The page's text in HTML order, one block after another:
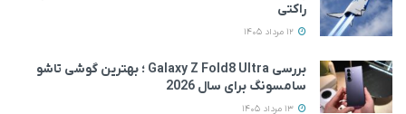
راکتی
بررسی Galaxy Z Fold8 Ultra ؛ بهترین گوشی تاشو
سامسونگ برای سال 2026